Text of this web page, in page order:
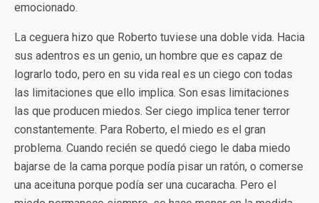
emocionado.
La ceguera hizo que Roberto tuviese una doble vida. Hacia
sus adentros es un genio, un hombre que es capaz de
lograrlo todo, pero en su vida real es un ciego con todas
las limitaciones que ello implica. Son esas limitaciones
las que producen miedos. Ser ciego implica tener terror
constantemente. Para Roberto, el miedo es el gran
problema. Cuando recién se quedó ciego le daba miedo
bajarse de la cama porque podía pisar un ratón, o comerse
una aceituna porque podía ser una cucaracha. Pero el